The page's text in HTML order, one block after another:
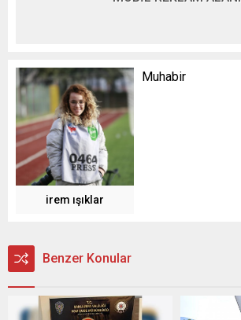
irem ışıklar
Muhabir
Benzer Konular